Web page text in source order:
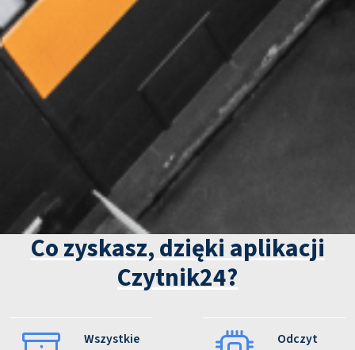
Co zyskasz, dzięki aplikacji
Czytnik24?
Wszystkie
Odczyt